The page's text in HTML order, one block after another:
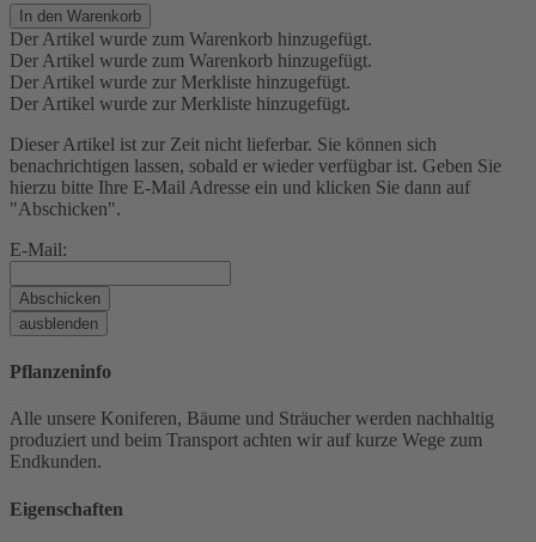
In den Warenkorb
Der Artikel wurde zum Warenkorb hinzugefügt.
Der Artikel wurde zum Warenkorb hinzugefügt.
Der Artikel wurde zur Merkliste hinzugefügt.
Der Artikel wurde zur Merkliste hinzugefügt.
Dieser Artikel ist zur Zeit nicht lieferbar. Sie können sich
benachrichtigen lassen, sobald er wieder verfügbar ist. Geben Sie
hierzu bitte Ihre E-Mail Adresse ein und klicken Sie dann auf
"Abschicken".
E-Mail:
Abschicken
ausblenden
Pflanzeninfo
Alle unsere Koniferen, Bäume und Sträucher werden nachhaltig
produziert und beim Transport achten wir auf kurze Wege zum
Endkunden.
Eigenschaften